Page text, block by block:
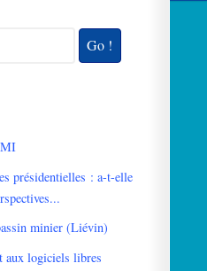
présidentielles : a-t-elle
minier (Liévin)
aux logiciels libres